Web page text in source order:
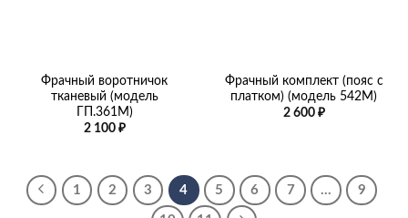
Фрачный воротничок
тканевый (модель
ГП.361М)
2 100 ₽
Фрачный комплект (пояс с
платком) (модель 542М)
2 600 ₽
1 2 3 4 5 6 7 … 9